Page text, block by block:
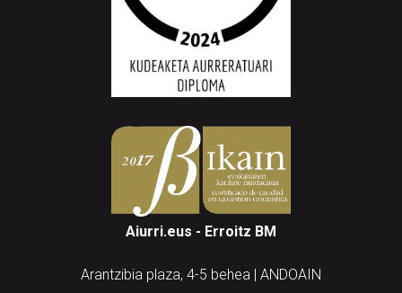
Aiurri.eus - Erroitz BM
Arantzibia plaza, 4-5 behea | ANDOAIN